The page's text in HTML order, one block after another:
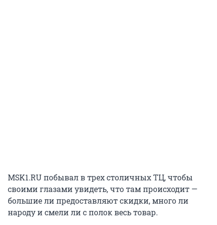
MSK1.RU побывал в трех столичных ТЦ, чтобы
своими глазами увидеть, что там происходит —
большие ли предоставляют скидки, много ли
народу и смели ли с полок весь товар.